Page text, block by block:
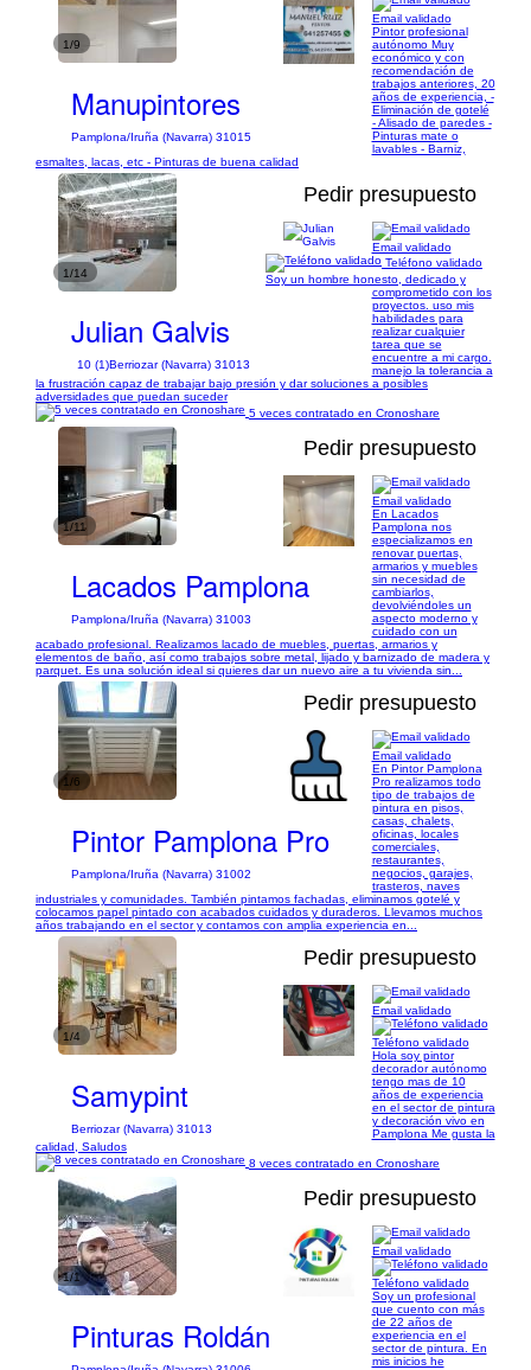
1/9
Manupintores
Pamplona/Iruña (Navarra) 31015
Email validado
Pintor profesional
autónomo Muy
económico y con
recomendación de
trabajos anteriores, 20
años de experiencia, -
Eliminación de gotelé
- Alisado de paredes -
Pinturas mate o
lavables - Barniz,
esmaltes, lacas, etc - Pinturas de buena calidad
1/14
Pedir presupuesto
Julian Galvis
10 (1)Berriozar (Navarra) 31013
Email validado
Teléfono validado
Soy un hombre honesto, dedicado y
comprometido con los
proyectos. uso mis
habilidades para
realizar cualquier
tarea que se
encuentre a mi cargo.
manejo la tolerancia a
la frustración capaz de trabajar bajo presión y dar soluciones a posibles
adversidades que puedan suceder
5 veces contratado en Cronoshare
1/11
Pedir presupuesto
Lacados Pamplona
Pamplona/Iruña (Navarra) 31003
Email validado
En Lacados
Pamplona nos
especializamos en
renovar puertas,
armarios y muebles
sin necesidad de
cambiarlos,
devolviéndoles un
aspecto moderno y
cuidado con un
acabado profesional. Realizamos lacado de muebles, puertas, armarios y
elementos de baño, así como trabajos sobre metal, lijado y barnizado de madera y
parquet. Es una solución ideal si quieres dar un nuevo aire a tu vivienda sin...
1/6
Pedir presupuesto
Pintor Pamplona Pro
Pamplona/Iruña (Navarra) 31002
Email validado
En Pintor Pamplona
Pro realizamos todo
tipo de trabajos de
pintura en pisos,
casas, chalets,
oficinas, locales
comerciales,
restaurantes,
negocios, garajes,
trasteros, naves
industriales y comunidades. También pintamos fachadas, eliminamos gotelé y
colocamos papel pintado con acabados cuidados y duraderos. Llevamos muchos
años trabajando en el sector y contamos con amplia experiencia en...
1/4
Pedir presupuesto
Samypint
Berriozar (Navarra) 31013
Email validado
Teléfono validado
Hola soy pintor
decorador autónomo
tengo mas de 10
años de experiencia
en el sector de pintura
y decoración vivo en
Pamplona Me gusta la
calidad, Saludos
8 veces contratado en Cronoshare
1/1
Pedir presupuesto
Pinturas Roldán
Email validado
Teléfono validado
Soy un profesional
que cuento con más
de 22 años de
experiencia en el
sector de pintura. En
mis inicios he